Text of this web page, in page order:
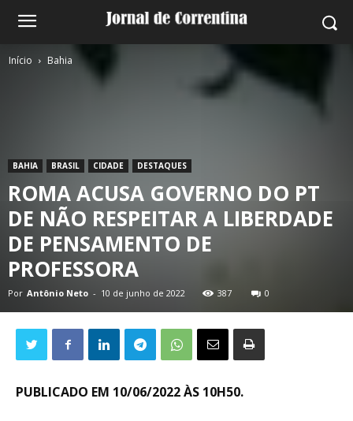
Início Bahia
BAHIA BRASIL CIDADE DESTAQUES
ROMA ACUSA GOVERNO DO PT
DE NÃO RESPEITAR A LIBERDADE
DE PENSAMENTO DE
PROFESSORA
Por Antônio Neto - 10 de junho de 2022 387 0
PUBLICADO EM 10/06/2022 ÀS 10H50.